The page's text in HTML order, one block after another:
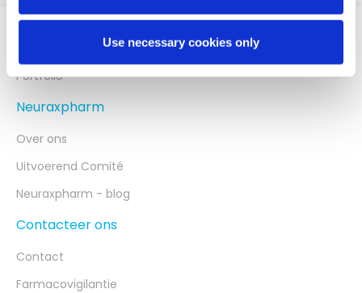
Use necessary cookies only
Portfolio
Neuraxpharm
Over ons
Uitvoerend Comité
Neuraxpharm - blog
Contacteer ons
Contact
Farmacovigilantie